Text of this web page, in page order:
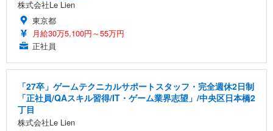
株式会社Le Lien
東京都
月給30万5,100円～55万円
正社員
「27卒」ゲームテクニカルサポートスタッフ・完全週休2日制
「正社員/QAスキル習得/IT・ゲーム業界志望」/中央区日本橋2
丁目
株式会社Le Lien